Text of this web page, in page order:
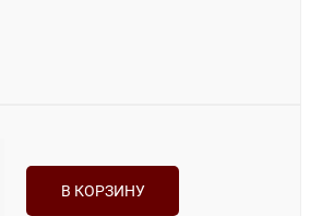
В КОРЗИНУ